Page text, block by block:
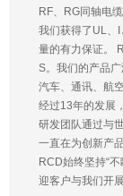
RF、RG同轴电
我们获得了UL、
量的有力保证。
S。我们的产品
汽车、通讯、航
经过13年的发展
研发团队通过与
一直在为创新产
RCD始终坚持“
迎客户与我们开